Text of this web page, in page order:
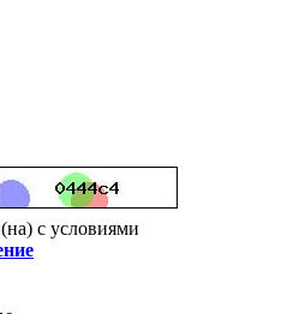
с условиями